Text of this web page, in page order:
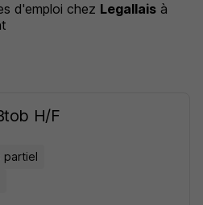
d'emploi chez Legallais à
H/F
partiel